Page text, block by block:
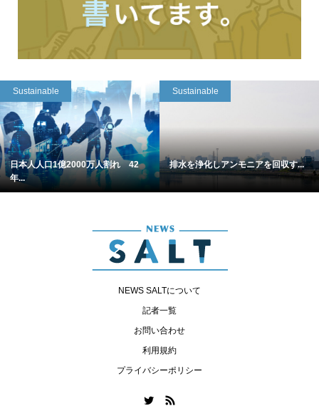
Sustainable
日本人人口1億2000万人割れ 42
年...
Sustainable
排水を浄化しアンモニアを回収す...
NEWS SALTについて
記者一覧
お問い合わせ
利用規約
プライバシーポリシー